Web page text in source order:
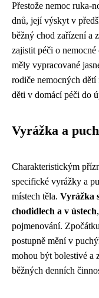
Přestože nemoc ruka-
dnů, její výskyt v
běžný chod zařízení a
zajistit péči o
měly vypracované
rodiče nemocných
děti v domácí péči do
Vyrážka a
Charakteristickým
specifické vyrážky a
místech těla. Vyrážka
chodidlech a v ústech
pojmenování.
postupně mění v
mohou být bolestivé a
běžných denních